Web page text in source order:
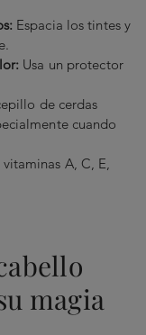
Espacia los tintes y
Usa un protector
de cerdas
cuando
A, C, E,
magia